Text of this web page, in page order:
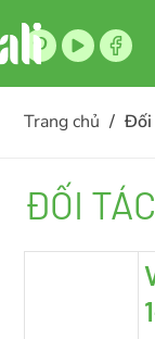
Trang chủ / Đối
ĐỐI TÁC